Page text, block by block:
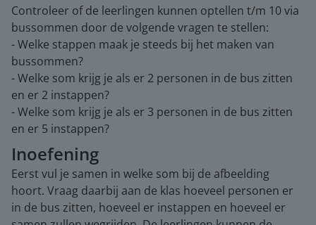
Controleer of de leerlingen kunnen optellen t/m 10 via
bussommen door de volgende vragen te stellen:
- Welke stappen maak je steeds bij het maken van
bussommen?
- Welke som krijg je als er 2 personen in de bus zitten
en er 2 instappen?
- Welke som krijg je als er 3 personen in de bus zitten
en er 5 instappen?
Inoefening
Eerst vul je samen in welke som bij de afbeelding
hoort. Vraag daarbij aan de klas hoeveel personen er
in de bus zitten, hoeveel er instappen en hoeveel er